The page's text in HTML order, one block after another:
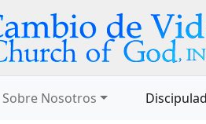
Sobre Nosotros